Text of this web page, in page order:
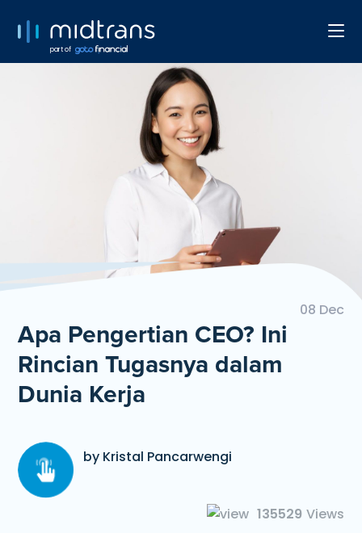
part of
08 Dec
Apa Pengertian CEO? Ini
Rincian Tugasnya dalam
Dunia Kerja
by Kristal Pancarwengi
135529 Views